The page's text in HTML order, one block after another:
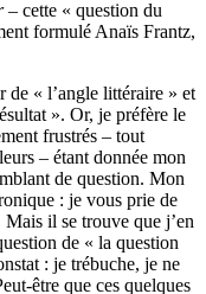
– cette « question du
formulé Anaïs Frantz,
de « l’angle littéraire » et
». Or, je préfère le
frustrés – tout
– étant donnée mon
de question. Mon
: je vous prie de
il se trouve que j’en
de « la question
: je trébuche, je ne
être que ces quelques